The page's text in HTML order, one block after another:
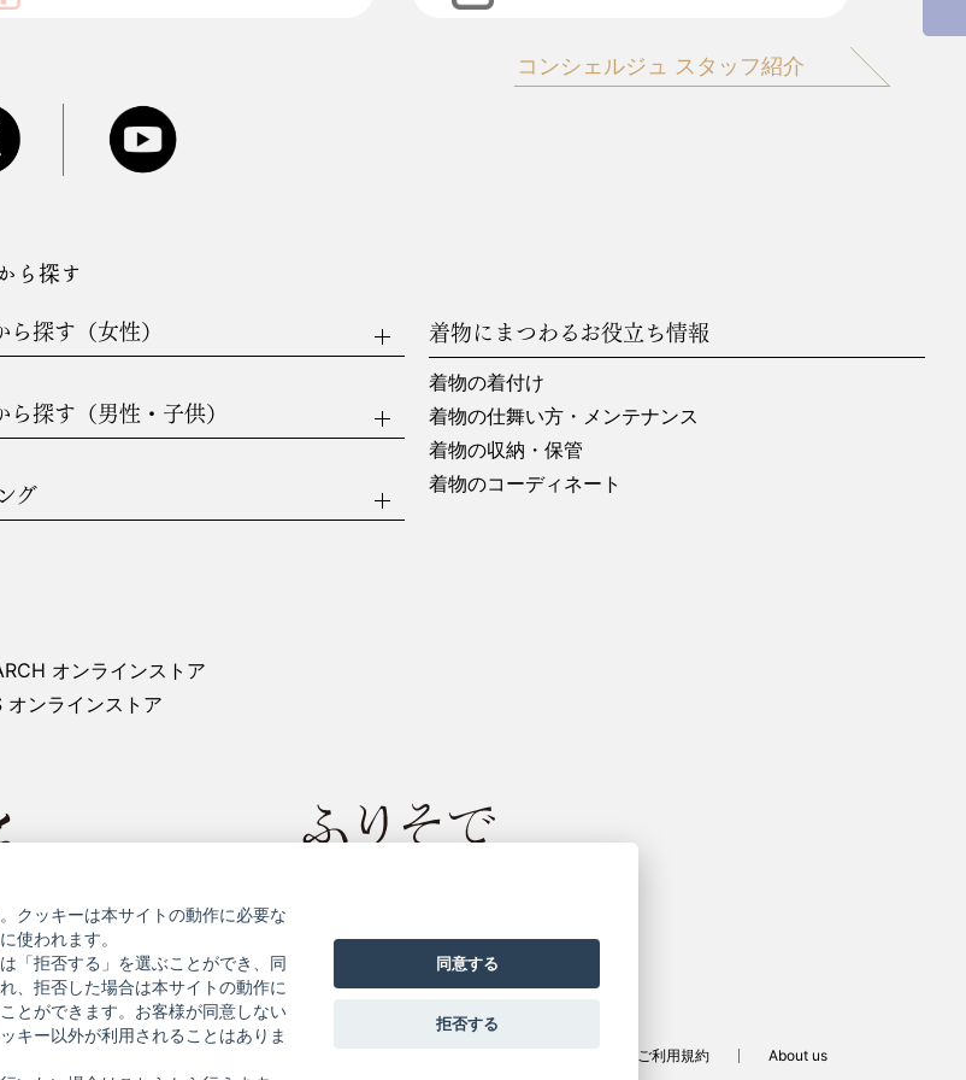
コンシェルジュ スタッフ紹介
ら探す
ら探す（女性）
ら探す（男性・子供）
グ
着物にまつわるお役立ち情報
着物の着付け
着物の仕舞い方・メンテナンス
着物の収納・保管
着物のコーディネート
オンラインストア
オンラインストア
きものやまと振袖サイト
ご利用規約 About us
クッキーは本サイトの動作に必要な
使われます。
「拒否する」を選ぶことができ、同
、拒否した場合は本サイトの動作に
とができます。お客様が同意しない
キー以外が利用されることはありま
同意する
拒否する